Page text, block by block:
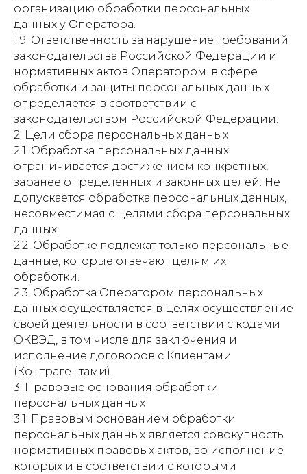
организацию обработки персональных
данных у Оператора.
1.9. Ответственность за нарушение требований
законодательства Российской Федерации и
нормативных актов Оператором. в сфере
обработки и защиты персональных данных
определяется в соответствии с
законодательством Российской Федерации.
2. Цели сбора персональных данных
2.1. Обработка персональных данных
ограничивается достижением конкретных,
заранее определенных и законных целей. Не
допускается обработка персональных данных,
несовместимая с целями сбора персональных
данных.
2.2. Обработке подлежат только персональные
данные, которые отвечают целям их
обработки.
2.3. Обработка Оператором персональных
данных осуществляется в целях осуществление
своей деятельности в соответствии с кодами
ОКВЭД, в том числе для заключения и
исполнение договоров с Клиентами
(Контрагентами).
3. Правовые основания обработки
персональных данных
3.1. Правовым основанием обработки
персональных данных является совокупность
нормативных правовых актов, во исполнение
которых и в соответствии с которыми